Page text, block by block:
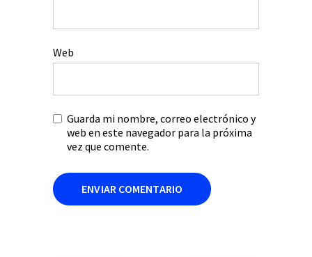
Web
Guarda mi nombre, correo electrónico y
web en este navegador para la próxima
vez que comente.